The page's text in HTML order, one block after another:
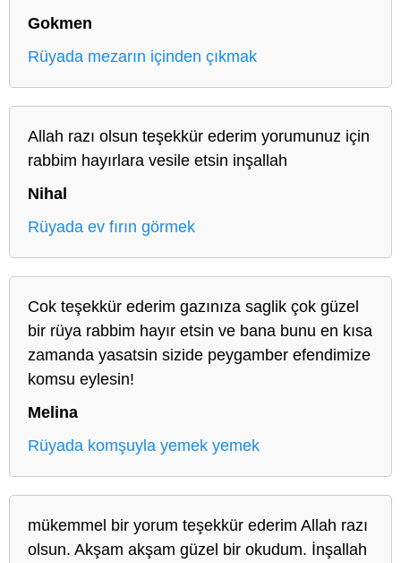
Gokmen
Rüyada mezarın içinden çıkmak
Allah razı olsun teşekkür ederim yorumunuz için
rabbim hayırlara vesile etsin inşallah
Nihal
Rüyada ev fırın görmek
Cok teşekkür ederim gazınıza saglik çok güzel
bir rüya rabbim hayır etsin ve bana bunu en kısa
zamanda yasatsin sizide peygamber efendimize
komsu eylesin!
Melina
Rüyada komşuyla yemek yemek
mükemmel bir yorum teşekkür ederim Allah razı
olsun. Akşam akşam güzel bir okudum. İnşallah